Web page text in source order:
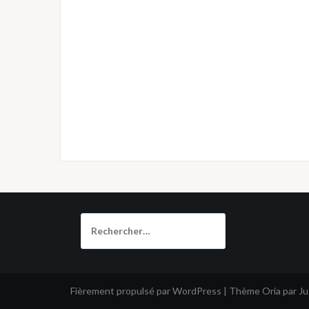
Fièrement propulsé par WordPress | Thème Oria par